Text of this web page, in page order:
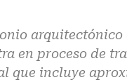
en proceso de
que incluye